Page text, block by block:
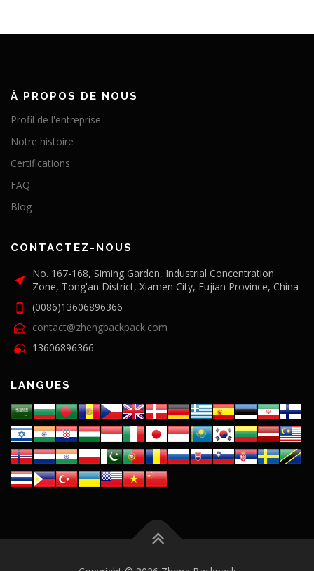
À PROPOS DE NOUS
Profil de l'entreprise
Notre histoire
Certifications
FAQ
Blog
CONTACTEZ-NOUS
No. 167-168, Siming Garden, Industrial Concentration
Zone, Tong'an District, Xiamen City, Fujian Province, China
(0086)13606896366
contact@zhengbackpack.com
13606896366
LANGUES